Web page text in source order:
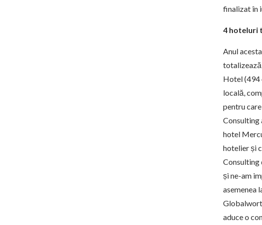
finalizat în
4 hoteluri
Anul
totalizează
Hotel (494
locală,
pentru
Consulting
hotel
hotelier și
Consulting
și ne-am
asemenea
aduce o